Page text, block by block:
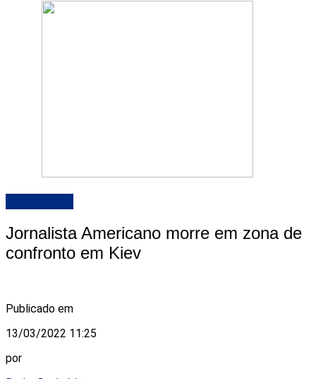
Jornalista Americano morre em zona de
confronto em Kiev
Publicado em
13/03/2022 11:25
por